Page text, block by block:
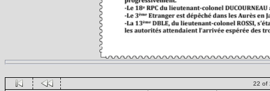
22 of